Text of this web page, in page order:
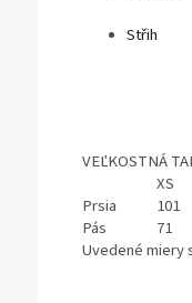
VEĽKOSTNÁ
XS
Prsia
101
Pás
71
Uvedené miery